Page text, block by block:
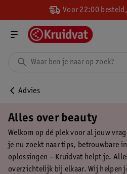
Voor 22:00
Advies
Alles over beauty
Welkom op dé plek voor al jouw
je nu zoekt naar tips, betrouwbare
oplossingen – Kruidvat helpt je.
overzichtelijk bij elkaar. Wij helpen